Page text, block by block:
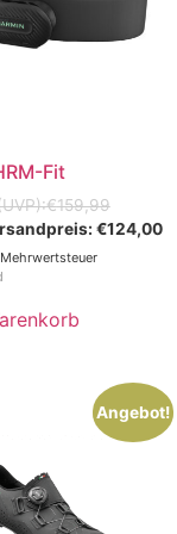
Fit
€159,99
€124,00
Angebot!